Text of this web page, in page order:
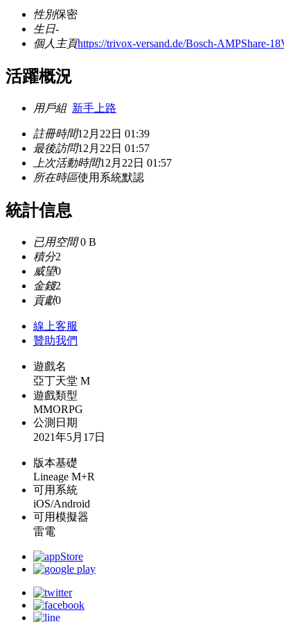
性別保密
生日-
個人主頁https://trivox-versand.de/Bosch-AMPShare-
活躍概況
用戶組 新手上路
註冊時間12月22日 01:39
最後訪問12月22日 01:57
上次活動時間12月22日 01:57
所在時區使用系統默認
統計信息
已用空間0 B
積分2
威望0
金錢2
貢獻0
線上客服
贊助我們
遊戲名
亞丁天堂 M
遊戲類型
MMORPG
公測日期
2021年5月17日
版本基礎
Lineage M+R
可用系統
iOS/Android
可用模擬器
雷電